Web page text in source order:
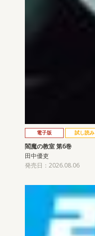
電子版 試し読み
閻魔の教室 第6巻
田中優吏
発売日：2026.08.06